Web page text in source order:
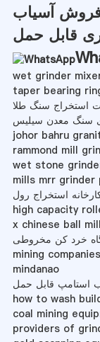
آسیاب
wet grinder
taper bearing
استخراج سنگ طلا
سنگ معدن سیلیس
johor bahru
rammond mill
wet stone
mills mrr grinder
high capacity
x chinese ball mill
mining
mindanao
استامپ قابل حمل
how to wash
coal mining
providers of